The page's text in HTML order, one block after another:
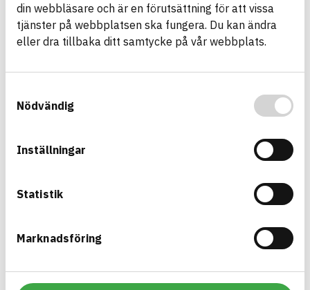
din webbläsare och är en förutsättning för att vissa
tjänster på webbplatsen ska fungera. Du kan ändra
eller dra tillbaka ditt samtycke på vår webbplats.
Nödvändig
Inställningar
Statistik
Marknadsföring
Bernhard 80
Känsliggjort emulsionssprängämne
utrustning
BASTA ID
CIRKULARITET Information ej lämnad
Information ej lämnad
Information ej lämnad